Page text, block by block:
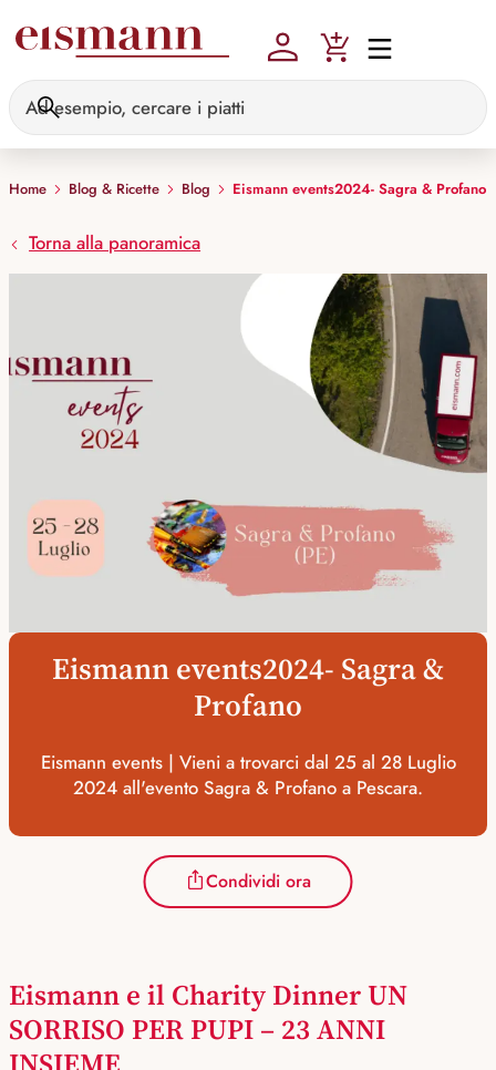
Home Blog & Ricette Blog Eismann events2024- Sagra & Profano
Torna alla panoramica
Eismann events2024- Sagra &
Profano
Eismann events | Vieni a trovarci dal 25 al 28 Luglio
2024 all'evento Sagra & Profano a Pescara.
Condividi ora
Eismann e il Charity Dinner UN
SORRISO PER PUPI – 23 ANNI